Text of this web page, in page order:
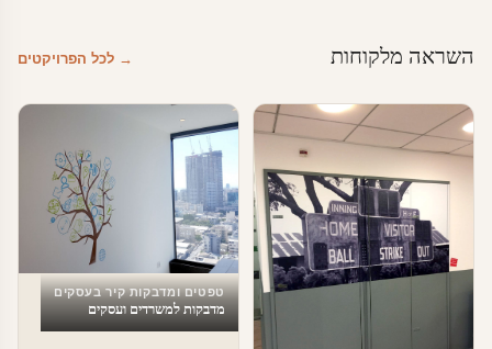
השראה מלקוחות → לכל הפרויקטים
טפטים ומדבקות קיר בעסקים
מדבקות למשרדים ועסקים